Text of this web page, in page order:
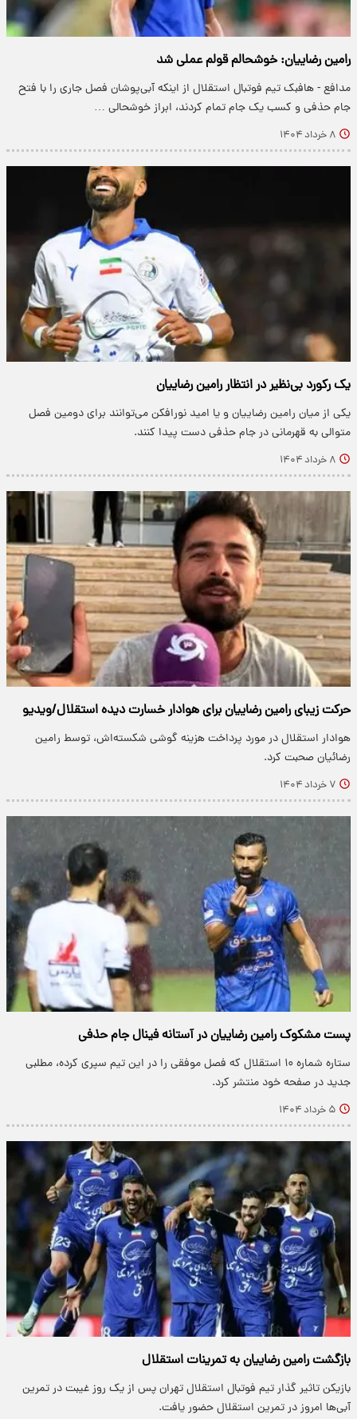
رامین رضاییان: خوشحالم قولم عملی شد
مدافع - هافبک تیم فوتبال استقلال از اینکه آبی‌پوشان فصل جاری را با فتح
جام حذفی و کسب یک جام تمام کردند، ابراز خوشحالی …
۸ خرداد ۱۴۰۴
یک رکورد بی‌نظیر در انتظار رامین رضاییان
یکی از میان رامین رضاییان و یا امید نورافکن می‌توانند برای دومین فصل
متوالی به قهرمانی در جام حذفی دست پیدا کنند.
۸ خرداد ۱۴۰۴
حرکت زیبای رامین رضاییان برای هوادار خسارت دیده استقلال/ویدیو
هوادار استقلال در مورد پرداخت هزینه گوشی‌ شکسته‌اش، توسط رامین
رضائیان صحبت کرد.
۷ خرداد ۱۴۰۴
پست مشکوک رامین رضاییان در آستانه فینال جام حذفی
ستاره شماره ۱۰ استقلال که فصل موفقی را در این تیم سپری کرده، مطلبی
جدید در صفحه خود منتشر کرد.
۵ خرداد ۱۴۰۴
بازگشت رامین رضاییان به تمرینات استقلال
​بازیکن تاثیر گذار تیم فوتبال استقلال تهران پس از یک روز غیبت در تمرین
آبی‌ها امروز در تمرین استقلال حضور یافت.